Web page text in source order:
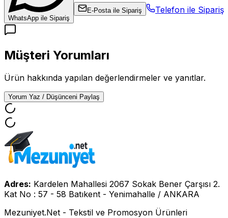
WhatsApp ile Sipariş
E-Posta ile Sipariş Telefon ile Sipariş
Müşteri Yorumları
Ürün hakkında yapılan değerlendirmeler ve yanıtlar.
Yorum Yaz / Düşünceni Paylaş
Adres: Kardelen Mahallesi 2067 Sokak Bener Çarşısı 2.
Kat No : 57 - 58 Batıkent - Yenimahalle / ANKARA
Mezuniyet.Net - Tekstil ve Promosyon Ürünleri